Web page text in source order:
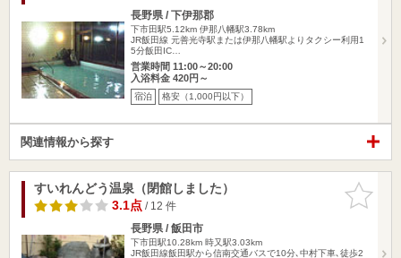
長野県 / 下伊那郡
下市田駅5.12km 伊那八幡駅3.78km
JR飯田線 元善光寺駅または伊那八幡駅よりタクシー利用1
5分飯田IC…
営業時間 11:00～20:00
入浴料金 420円～
宿泊 格安（1,000円以下）
関連情報から探す
お気に入
りに追加
すいれんどう温泉（閉館しました）
3.1点/ 12 件
長野県 / 飯田市
下市田駅10.28km 時又駅3.03km
JR飯田線飯田駅から信南交通バスで10分､中村下車､徒歩2